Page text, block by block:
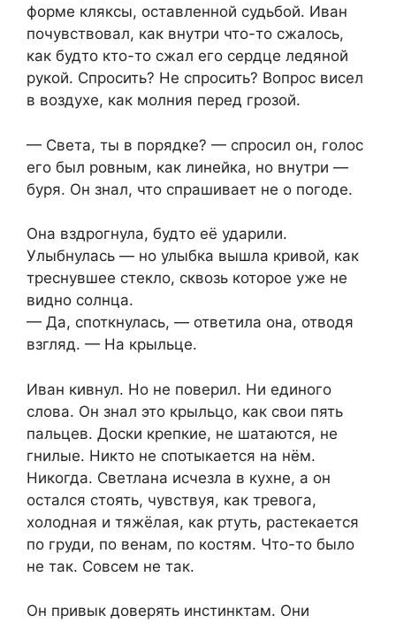
форме кляксы, оставленной судьбой. Иван
почувствовал, как внутри что-то сжалось,
как будто кто-то сжал его сердце ледяной
рукой. Спросить? Не спросить? Вопрос висел
в воздухе, как молния перед грозой.
— Света, ты в порядке? — спросил он, голос
его был ровным, как линейка, но внутри —
буря. Он знал, что спрашивает не о погоде.
Она вздрогнула, будто её ударили.
Улыбнулась — но улыбка вышла кривой, как
треснувшее стекло, сквозь которое уже не
видно солнца.
— Да, споткнулась, — ответила она, отводя
взгляд. — На крыльце.
Иван кивнул. Но не поверил. Ни единого
слова. Он знал это крыльцо, как свои пять
пальцев. Доски крепкие, не шатаются, не
гнилые. Никто не спотыкается на нём.
Никогда. Светлана исчезла в кухне, а он
остался стоять, чувствуя, как тревога,
холодная и тяжёлая, как ртуть, растекается
по груди, по венам, по костям. Что-то было
не так. Совсем не так.
Он привык доверять инстинктам. Они